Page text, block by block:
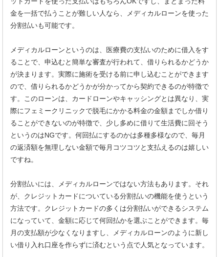
金を一括で払うことが難しい人なら、メディカルローンを使った
分割払いも可能です。
メディカルローンというのは、医療費の支払いのために借入をす
ることで、申込むと簡単な審査が行われて、借りられるかどうか
が決まります。実際に施術を受ける前に申し込むことができます
ので、借りられるかどうかが分かってから契約できるのが特徴で
す。このローンは、カードローンやキャッシングとは異なり、実
際にフェミークリニックで脱毛にかかる料金の金額までしか借り
ることができないのが特徴で、少し多めに借りて生活費に回そう
というのはNGです。何回払にするのかは多種多様なので、毎月
の返済額を無理しない金額で毎月コツコツと支払えるのは嬉しい
ですね。
分割払いには、メディカルローンではない方法もあります。それ
が、クレジットカードについている分割払いの機能を使うという
方法です。クレジットカードの多くは分割払いができるシステム
になっていて、金額に応じて何回払かを選ぶことができます。毎
月の支払額が少なくなりますし、メディカルローンのように新し
い借り入れ口座を作らずに済むという点で人気となっています。